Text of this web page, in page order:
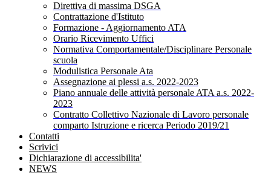
Direttiva di massima DSGA
Contrattazione d'Istituto
Formazione - Aggiornamento ATA
Orario Ricevimento Uffici
Normativa Comportamentale/Disciplinare Personale
scuola
Modulistica Personale Ata
Assegnazione ai plessi a.s. 2022-2023
Piano annuale delle attività personale ATA a.s. 2022-
2023
Contratto Collettivo Nazionale di Lavoro personale
comparto Istruzione e ricerca Periodo 2019/21
Contatti
Scrivici
Dichiarazione di accessibilita'
NEWS